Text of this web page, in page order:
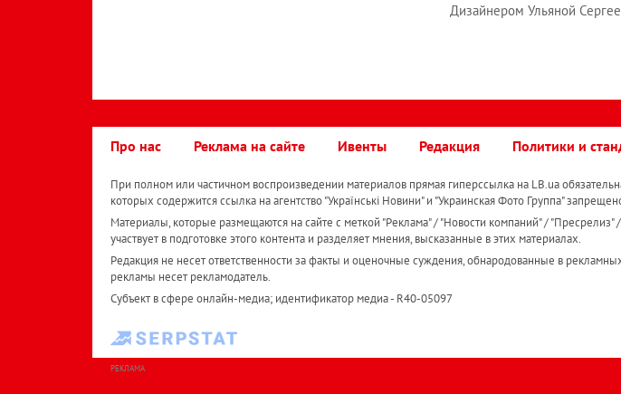
Дизайнером Ульяной
Про нас Реклама на сайте Ивенты Редакция Политики и
При полном или частичном воспроизведении материалов прямая гиперссылка на LB.ua
которых содержится ссылка на агентство "Українськi Новини" и "Украинская Фото Группа"
Материалы, которые размещаются на сайте с меткой "Реклама" / "Новости компаний" /
участвует в подготовке этого контента и разделяет мнения, высказанные в этих материалах.
Редакция не несет ответственности за факты и оценочные суждения, обнародованные в
рекламы несет рекламодатель.
Субъект в сфере онлайн-медиа; идентификатор медиа - R40-05097
РЕКЛАМА